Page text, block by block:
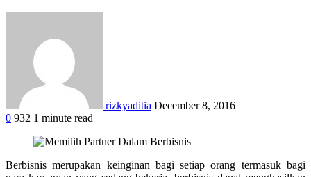
rizkyaditia December 8, 2016
0 932 1 minute read
Berbisnis merupakan keinginan bagi setiap orang termasuk bagi